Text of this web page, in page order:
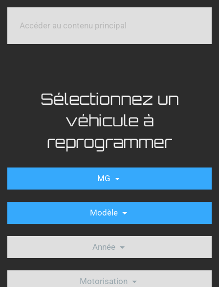
Accéder au contenu principal
Sélectionnez un
véhicule à
reprogrammer
MG
Modèle
Année
Motorisation